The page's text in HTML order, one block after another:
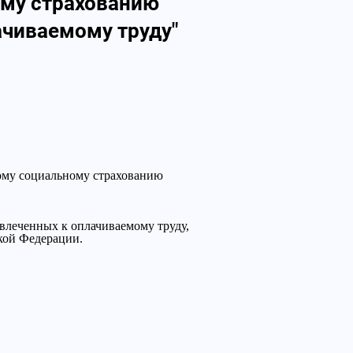
труду"
социальному страхованию
к оплачиваемому труду,
Федерации.